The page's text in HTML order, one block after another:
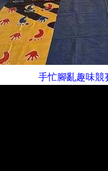
手忙腳亂趣味競